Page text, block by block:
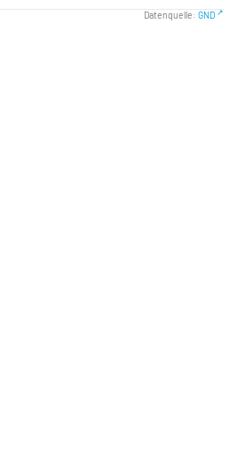
Datenquelle: GND